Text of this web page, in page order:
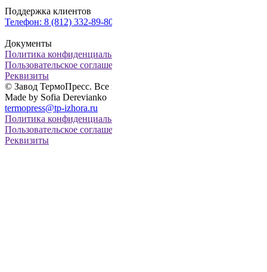
Поддержка клиентов
Телефон: 8 (812) 332-89-80, факс: 8 (812) 322-82-28
Документы
Политика конфиденциальности
Пользовательское соглашение
Реквизиты
© Завод ТермоПресс. Все права сайта защищены
Made by Sofia Derevianko
termopress@tp-izhora.ru
Политика конфиденциальности
Пользовательское соглашение
Реквизиты